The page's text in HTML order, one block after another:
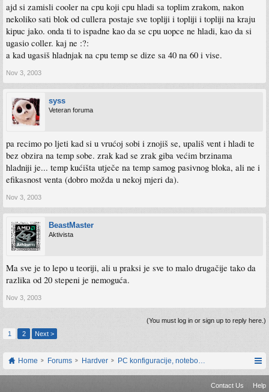
ajd si zamisli cooler na cpu koji cpu hladi sa toplim zrakom, nakon
nekoliko sati blok od cullera postaje sve topliji i topliji i topliji na kraju
kipuc jako. onda ti to ispadne kao da se cpu uopce ne hladi, kao da si
ugasio coller. kaj ne :?:
a kad ugasiš hladnjak na cpu temp se dize sa 40 na 60 i vise.
Nov 3, 2003
syss
Veteran foruma
pa recimo po ljeti kad si u vrućoj sobi i znojiš se, upališ vent i hladi te
bez obzira na temp sobe. zrak kad se zrak giba većim brzinama
hladniji je... temp kućišta utječe na temp samog pasivnog bloka, ali ne i
efikasnost venta (dobro možda u nekoj mjeri da).
Nov 3, 2003
BeastMaster
Aktivista
Ma sve je to lepo u teoriji, ali u praksi je sve to malo drugačije tako da
razlika od 20 stepeni je nemoguća.
Nov 3, 2003
(You must log in or sign up to reply here.)
1
2 Next >
Home Forums Hardver PC konfiguracije, notebook računari, servis
Contact Us Help